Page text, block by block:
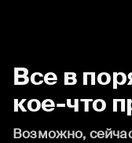
Все в
кое-что
Возможно,